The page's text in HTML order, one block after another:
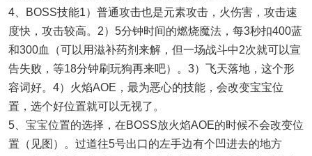
4、BOSS技能1）普通攻击也是元素攻击，火伤害，攻击速
度快，攻击较高。2）5分钟时间的燃烧魔法，每3秒扣400蓝
和300血（可以用滋补药剂来解，但一场战斗中2次就可以宣
告失败，等18分钟刷玩狗再来吧）。3）飞天落地，这个形
容词好。4）火焰AOE，最为恶心的技能，会改变宝宝位
置，选个好位置就可以无视了。
5、宝宝位置的选择，在BOSS放火焰AOE的时候不会改变位
置（见图）。过道往5号出口的左手边有个凹进去的地方